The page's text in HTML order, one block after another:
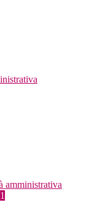
amministrativa
1